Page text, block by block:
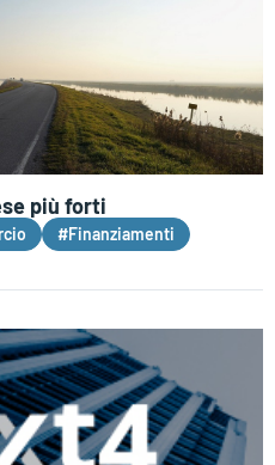
più forti
#Finanziamenti